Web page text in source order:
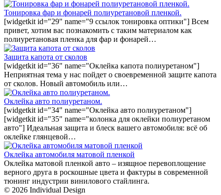
Тонировка фар и фонарей полиуретановой пленкой.
[widgetkit id="29" name="9 ссылок тонировка оптики"] Всем
привет, хотим вас познакомить с таким материалом как
полиуретановая пленка для фар и фонарей…
Защита капота от сколов
[widgetkit id="36" name="Оклейка капота полиуретаном"]
Неприятная тема у нас пойдет о своевременной защите капота
от сколов. Новый автомобиль или…
Оклейка авто полиуретаном.
[widgetkit id="34" name="Оклейка авто полиуретаном"]
[widgetkit id="35" name="колонка для оклейки полиуретаном
авто"] Идеальная защита и блеск вашего автомобиля: всё об
оклейке глянцевой…
Оклейка автомобиля матовой пленкой
Оклейка матовой пленкой авто – изящное перевоплощение
верного друга в роскошные цвета и фактуры в современной
тюнинг индустрии винилового стайлинга.
© 2026 Individual Design